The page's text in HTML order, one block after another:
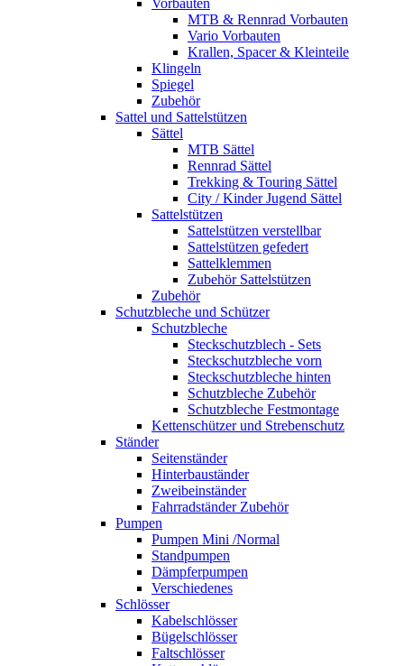
Vorbauten
MTB & Rennrad Vorbauten
Vario Vorbauten
Krallen, Spacer & Kleinteile
Klingeln
Spiegel
Zubehör
Sattel und Sattelstützen
Sättel
MTB Sättel
Rennrad Sättel
Trekking & Touring Sättel
City / Kinder Jugend Sättel
Sattelstützen
Sattelstützen verstellbar
Sattelstützen gefedert
Sattelklemmen
Zubehör Sattelstützen
Zubehör
Schutzbleche und Schützer
Schutzbleche
Steckschutzblech - Sets
Steckschutzbleche vorn
Steckschutzbleche hinten
Schutzbleche Zubehör
Schutzbleche Festmontage
Kettenschützer und Strebenschutz
Ständer
Seitenständer
Hinterbauständer
Zweibeinständer
Fahrradständer Zubehör
Pumpen
Pumpen Mini /Normal
Standpumpen
Dämpferpumpen
Verschiedenes
Schlösser
Kabelschlösser
Bügelschlösser
Faltschlösser